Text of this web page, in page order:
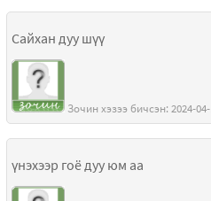
Сайхан дуу шүү
үнэхээр гоё дуу юм аа